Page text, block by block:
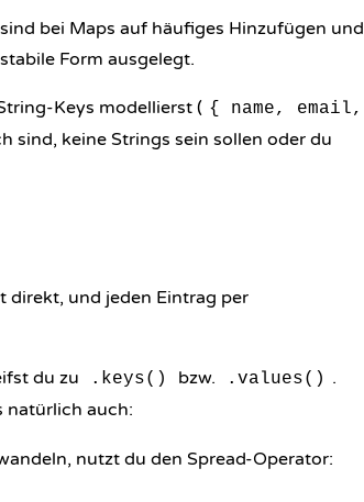
bei Maps auf häufiges Hinzufügen und
Form ausgelegt.
Keys modellierst ( { name, email,
sind, keine Strings sein sollen oder du
direkt, und jeden Eintrag per
du zu .keys() bzw. .values() .
natürlich auch:
nutzt du den Spread-Operator: